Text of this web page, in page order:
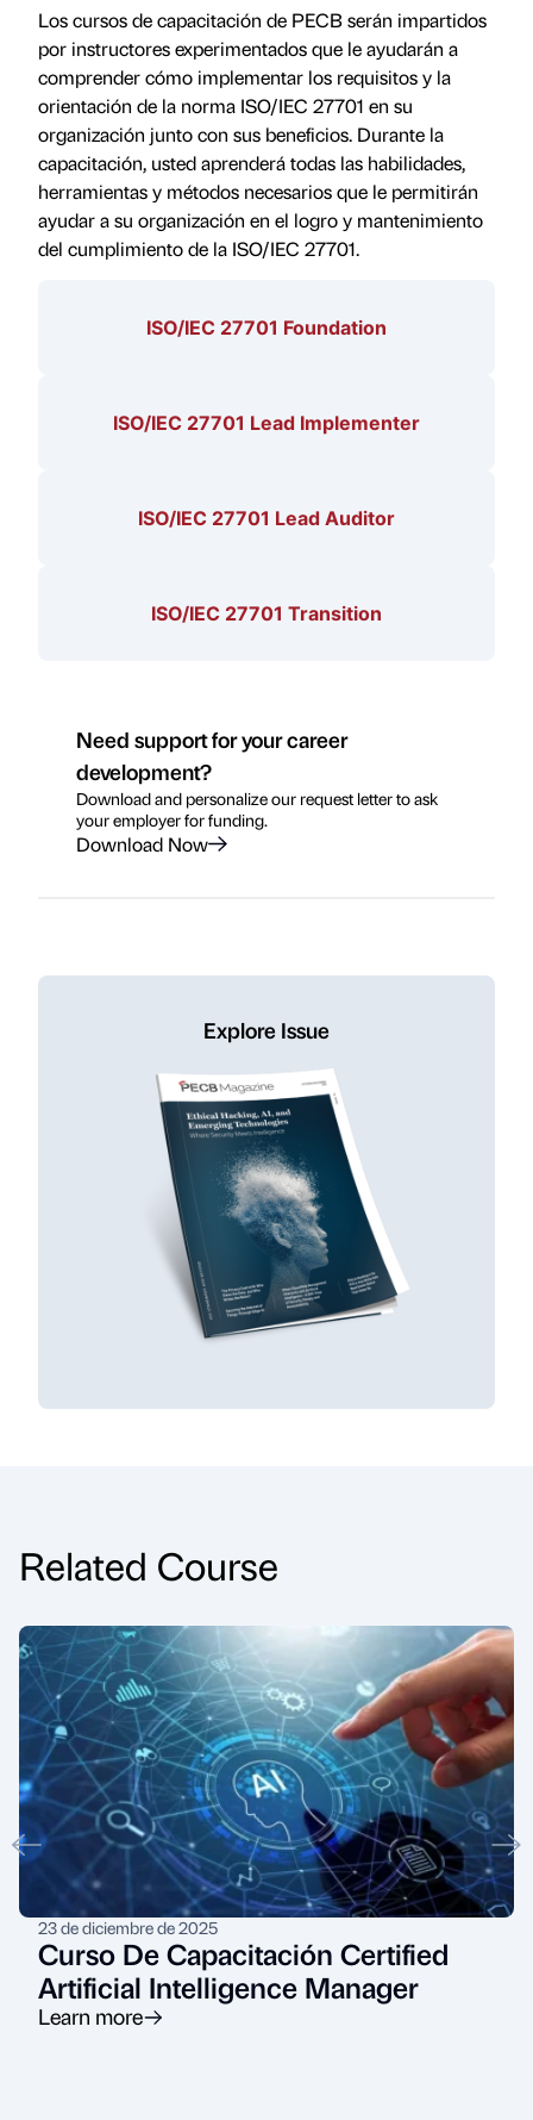
Los cursos de capacitación de PECB serán impartidos
por instructores experimentados que le ayudarán a
comprender cómo implementar los requisitos y la
orientación de la norma ISO/IEC 27701 en su
organización junto con sus beneficios. Durante la
capacitación, usted aprenderá todas las habilidades,
herramientas y métodos necesarios que le permitirán
ayudar a su organización en el logro y mantenimiento
del cumplimiento de la ISO/IEC 27701.
ISO/IEC 27701 Foundation
ISO/IEC 27701 Lead Implementer
ISO/IEC 27701 Lead Auditor
ISO/IEC 27701 Transition
Need support for your career
development?
Download and personalize our request letter to ask
your employer for funding.
Download Now
Explore Issue
Related Course
23 de diciembre de 2025
Curso De Capacitación Certified
Artificial Intelligence Manager
Learn more